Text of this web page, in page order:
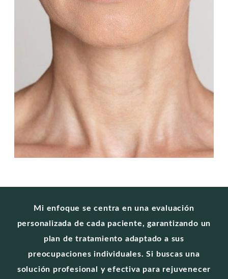
Mi enfoque se centra en una evaluación
personalizada de cada paciente, garantizando un
plan de tratamiento adaptado a sus
preocupaciones individuales. Si buscas una
solución profesional y efectiva para rejuvenecer